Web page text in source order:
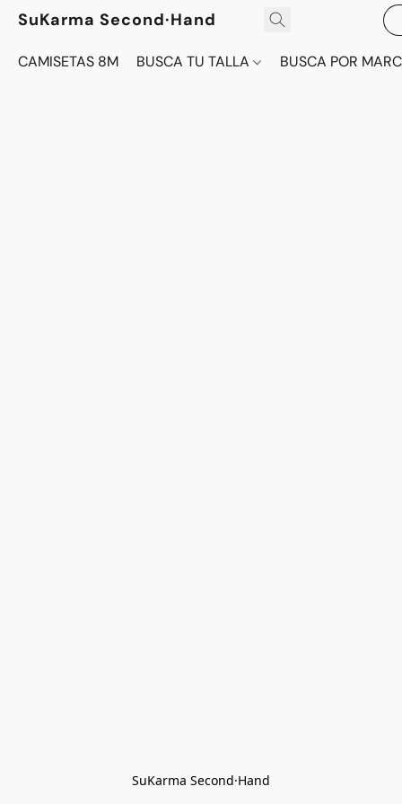
SuKarma Second·Hand
CAMISETAS 8M BUSCA TU TALLA BUSCA POR
SuKarma Second·Hand